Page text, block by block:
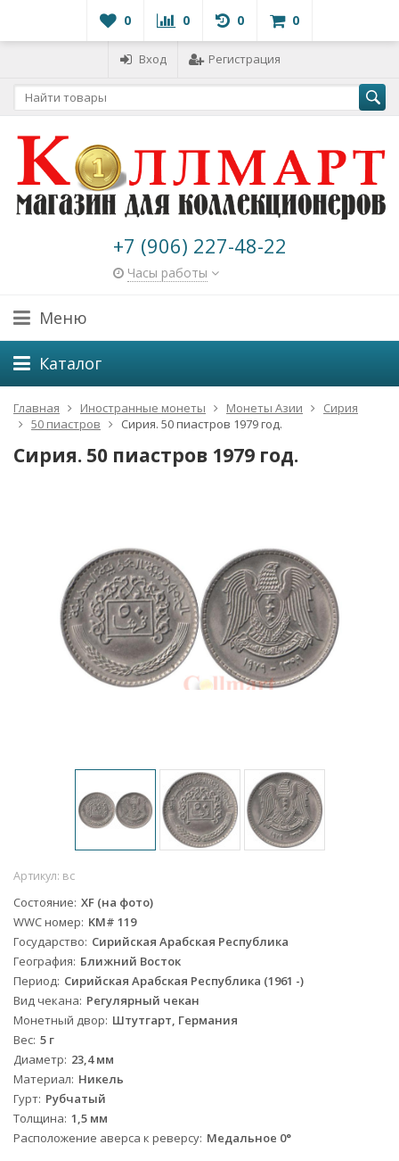
0 0 0 0
Вход Регистрация
+7 (906) 227-48-22
Часы работы
Меню
Каталог
Главная Иностранные монеты Монеты Азии
Сирия
50 пиастров
Сирия. 50 пиастров 1979 год.
Сирия. 50 пиастров 1979 год.
Артикул: вс
Состояние XF (на фото)
WWC номер KM# 119
Государство Сирийская Арабская Республика
География Ближний Восток
Период Сирийская Арабская Республика (1961 -)
Вид чекана Регулярный чекан
Монетный двор Штутгарт, Германия
Вес 5 г
Диаметр 23,4 мм
Материал Никель
Гурт Рубчатый
Толщина 1,5 мм
Расположение аверса к реверсу Медальное 0°